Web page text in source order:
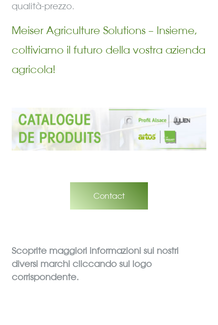
qualità-prezzo.
Meiser Agriculture Solutions – Insieme,
coltiviamo il futuro della vostra azienda
agricola!
Contact
Scoprite maggiori informazioni sui nostri
diversi marchi cliccando sul logo
corrispondente.